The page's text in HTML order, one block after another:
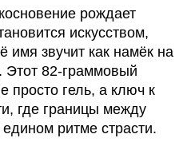
рождает
искусством,
имя звучит как намёк на
Этот 82-граммовый
просто гель, а ключ к
где границы между
ритме страсти.